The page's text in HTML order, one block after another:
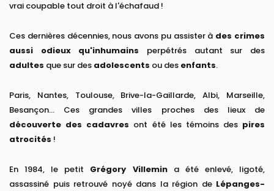
vrai coupable tout droit à l'échafaud !
Ces dernières décennies, nous avons pu assister à des crimes
aussi odieux qu'inhumains perpétrés autant sur des
adultes que sur des adolescents ou des enfants.
Paris, Nantes, Toulouse, Brive-la-Gaillarde, Albi, Marseille,
Besançon... Ces grandes villes proches des lieux de
découverte des cadavres ont été les témoins des pires
atrocités !
En 1984, le petit Grégory Villemina été enlevé, ligoté,
assassiné puis retrouvé noyé dans la région de Lépanges-